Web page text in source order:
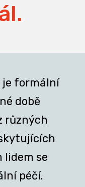
je formální
době
různých
lidem se
péčí.